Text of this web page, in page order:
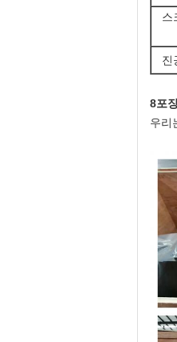
스
진
8포
우리